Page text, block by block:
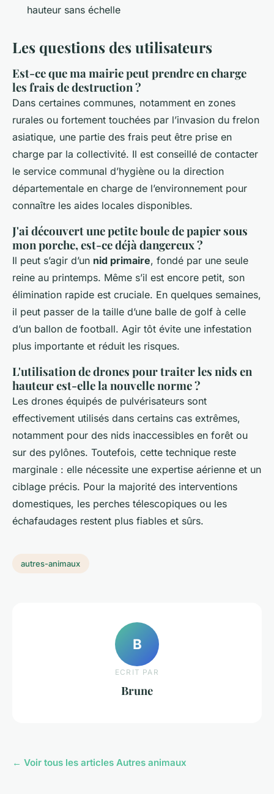
hauteur sans échelle
Les questions des utilisateurs
Est-ce que ma mairie peut prendre en charge
les frais de destruction ?
Dans certaines communes, notamment en zones
rurales ou fortement touchées par l’invasion du frelon
asiatique, une partie des frais peut être prise en
charge par la collectivité. Il est conseillé de contacter
le service communal d’hygiène ou la direction
départementale en charge de l’environnement pour
connaître les aides locales disponibles.
J'ai découvert une petite boule de papier sous
mon porche, est-ce déjà dangereux ?
Il peut s’agir d’un nid primaire, fondé par une seule
reine au printemps. Même s’il est encore petit, son
élimination rapide est cruciale. En quelques semaines,
il peut passer de la taille d’une balle de golf à celle
d’un ballon de football. Agir tôt évite une infestation
plus importante et réduit les risques.
L'utilisation de drones pour traiter les nids en
hauteur est-elle la nouvelle norme ?
Les drones équipés de pulvérisateurs sont
effectivement utilisés dans certains cas extrêmes,
notamment pour des nids inaccessibles en forêt ou
sur des pylônes. Toutefois, cette technique reste
marginale : elle nécessite une expertise aérienne et un
ciblage précis. Pour la majorité des interventions
domestiques, les perches télescopiques ou les
échafaudages restent plus fiables et sûrs.
autres-animaux
B
ECRIT PAR
Brune
← Voir tous les articles Autres animaux